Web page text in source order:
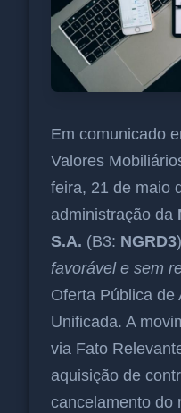
Em comunicado
Valores
feira, 21 de maio
administração da
S.A. (B3: NGRD3
favorável e sem
Oferta Pública de
Unificada. A
via Fato
aquisição de
cancelamento do